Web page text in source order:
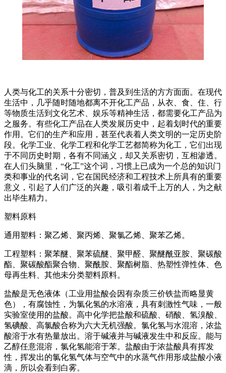
人类与化工的关系十分密切，普及到生活的方方面面。在现代
生活中，几乎随时随地都离不开化工产品，从衣、食、住、行
等物质生活到文化艺术、娱乐等精神生活，都需要化工产品为
之服务。有些化工产品在人类发展历史中，起着划时代的重要
作用。它们的生产和应用，甚至代表着人类文明的一定历史阶
段。化学工业、化学工程和化学工艺都简称为化工，它们出现
于不同历史时期，各有不同涵义，却又关系密切，互相渗透。
在人们头脑里，“化工”这个词，习惯上已成为一个总的知识门
类和事业的代名词，它在国民经济和工程技术上所具有的重要
意义，引起了人们广泛的兴趣，吸引着成千上万的人，为之献
出毕生精力。
塑料原料
通用塑料：聚乙烯、聚丙烯、聚氯乙烯、聚苯乙烯。
工程塑料：聚苯醚、聚苯硫醚、聚甲醛、聚醚酰亚胺、聚碳酸
酯、聚碳酸酯聚合物、聚酰胺、聚酯树脂、热塑性弹性体、色
母再生料、其他未分类塑料原料。
盐酸是无色液体（工业用盐酸会因有杂质三价铁盐而略显黄
色），有腐蚀性，为氯化氢的水溶液，具有刺激性气味，一般
实验室使用的盐酸。高中化学把盐酸和硫酸、硝酸、氢溴酸、
氢碘酸、高氯酸合称为六大无机强酸。氯化氢与水混溶，浓盐
酸溶于水有热量放出。溶于碱液并与碱液发生中和反应。能与
乙醇任意混溶，氯化氢能溶于苯。盐酸由于浓盐酸具有挥发
性，挥发出的氯化氢气体与空气中的水蒸气作用形成盐酸小液
滴，所以会看到白雾。